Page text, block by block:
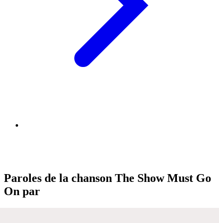
Paroles de la chanson The Show Must Go
On par